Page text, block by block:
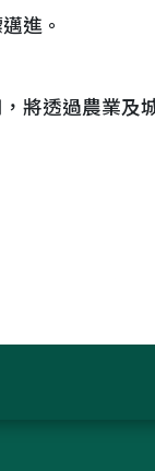
進。
透過農業及